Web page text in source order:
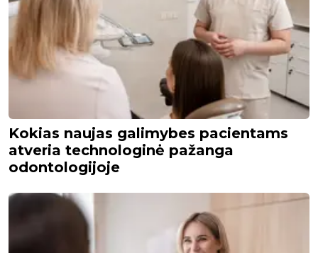
Kokias naujas galimybes pacientams
atveria technologinė pažanga
odontologijoje